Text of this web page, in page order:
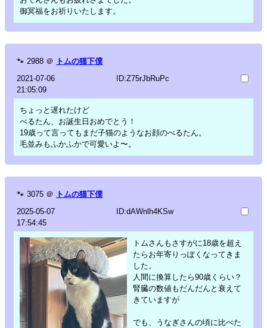
御冥福をお祈りいたします。
🐾 2988 ＠ トムの猫下僕
2021-07-06
21:05:09
ID:Z75rJbRuPc
ちょっと遅れたけど
べるたん、お誕生日おめでとう！
19歳って言ってもまだ子猫のようなお顔のべるたん。
毛並みもふかふかで可愛いよ〜。
🐾 3075 ＠ トムの猫下僕
2025-05-07
17:54:45
ID:dAWnlh4KSw
トムさんもさすがに18歳を超え
たらお年寄りっぽくなってきま
した。
人間に換算したら90歳くらい？
腎臓の数値もだんだんと衰えて
きていますが
でも、うなぎさんの頃に比べた